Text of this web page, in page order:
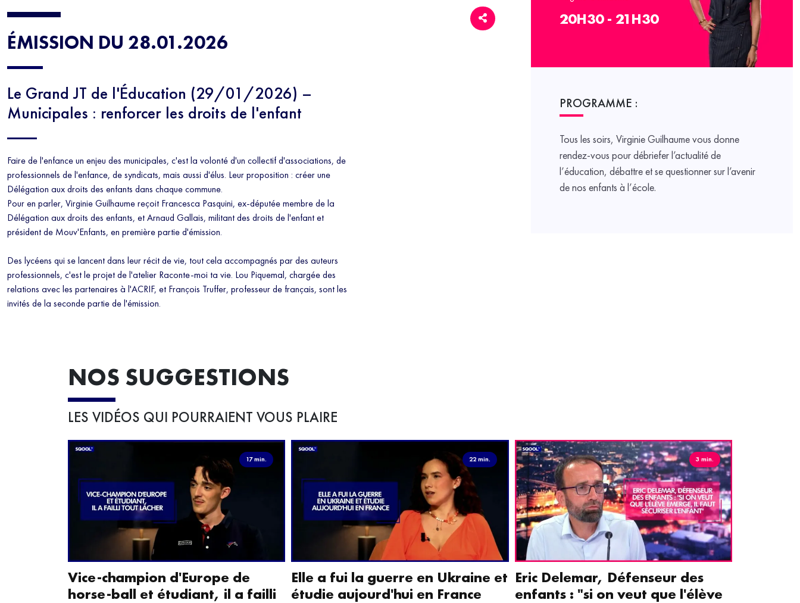
ÉMISSION DU 28.01.2026
Le Grand JT de l'Éducation (29/01/2026) –
Municipales : renforcer les droits de l'enfant
Faire de l'enfance un enjeu des municipales, c'est la volonté d'un collectif d'associations, de
professionnels de l'enfance, de syndicats, mais aussi d'élus. Leur proposition : créer une
Délégation aux droits des enfants dans chaque commune.
Pour en parler, Virginie Guilhaume reçoit Francesca Pasquini, ex-députée membre de la
Délégation aux droits des enfants, et Arnaud Gallais, militant des droits de l'enfant et
président de Mouv'Enfants, en première partie d'émission.
Des lycéens qui se lancent dans leur récit de vie, tout cela accompagnés par des auteurs
professionnels, c'est le projet de l'atelier Raconte-moi ta vie. Lou Piquemal, chargée des
relations avec les partenaires à l'ACRIF, et François Truffer, professeur de français, sont les
invités de la seconde partie de l'émission.
20H30 - 21H30
PROGRAMME :
Tous les soirs, Virginie Guilhaume vous donne
rendez-vous pour débriefer l’actualité de
l’éducation, débattre et se questionner sur l’avenir
de nos enfants à l’école.
NOS SUGGESTIONS
LES VIDÉOS QUI POURRAIENT VOUS PLAIRE
17 min.
Vice-champion d'Europe de
horse-ball et étudiant, il a failli
22 min.
Elle a fui la guerre en Ukraine et
étudie aujourd'hui en France
3 min.
Eric Delemar, Défenseur des
enfants : "si on veut que l'élève